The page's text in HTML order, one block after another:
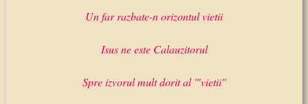
Un far razbate-n orizontul vietii
Isus ne este Calauzitorul
Spre izvorul mult dorit al '"vietii"